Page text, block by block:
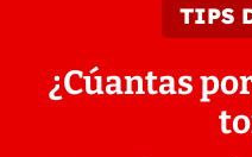
TIPS
¿Cúantas